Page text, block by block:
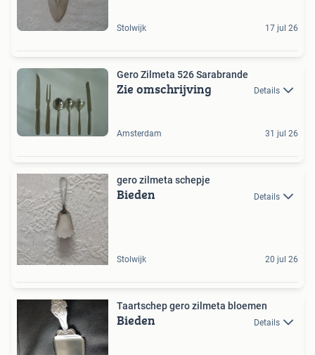
Stolwijk 17 jul 26
Gero Zilmeta 526 Sarabrande
Zie omschrijving Details
Amsterdam 31 jul 26
gero zilmeta schepje
Bieden Details
Stolwijk 20 jul 26
Taartschep gero zilmeta bloemen
Bieden Details